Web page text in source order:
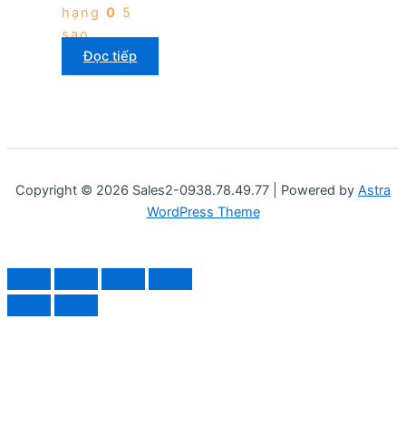
hạng 0 5
sao
Đọc tiếp
Copyright © 2026 Sales2-0938.78.49.77 | Powered by Astra
WordPress Theme